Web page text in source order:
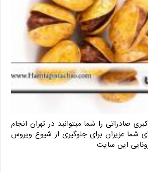
صادراتی را شما میتوانید در تهران انجام
شما عزیزان برای جلوگیری از شیوع ویروس
این سایت